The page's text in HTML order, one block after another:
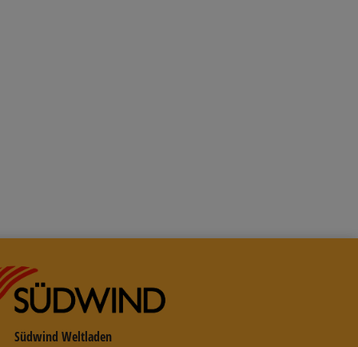
Südwind Weltladen